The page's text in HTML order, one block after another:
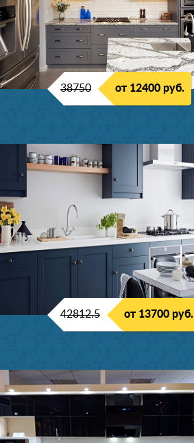
38750 от 12400 руб.
42812.5 от 13700 руб.